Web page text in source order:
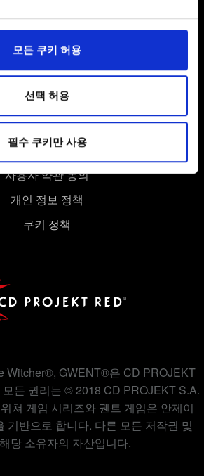
를 정상적으로 이용하기 위해
제공하여 사용자의 웹사이트 이용
사용됩니다. 예를 들어, 소셜
와 소통할 경우, 사용자의 선호도를
일부를 저희 파트너와 공유할 수도
럼 선택적으로 쿠키를 사용할
의를 구할 것입니다.
사항이나 관련 설정은 아래의
모든 쿠키 허용
선택 허용
필수 쿠키만 사용
어
SNS 접속
사용자 약관 동의
개인 정보 정책
쿠키 정책
Witcher®, GWENT®은 CD PROJEKT
든 권리는 © 2018 CD PROJEKT S.A.
쳐 게임 시리즈와 궨트 게임은 안제이
기반으로 합니다. 다른 모든 저작권 및
당 소유자의 자산입니다.